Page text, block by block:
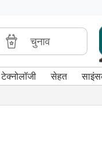
चुनाव
टेक्नोलॉजी सेहत